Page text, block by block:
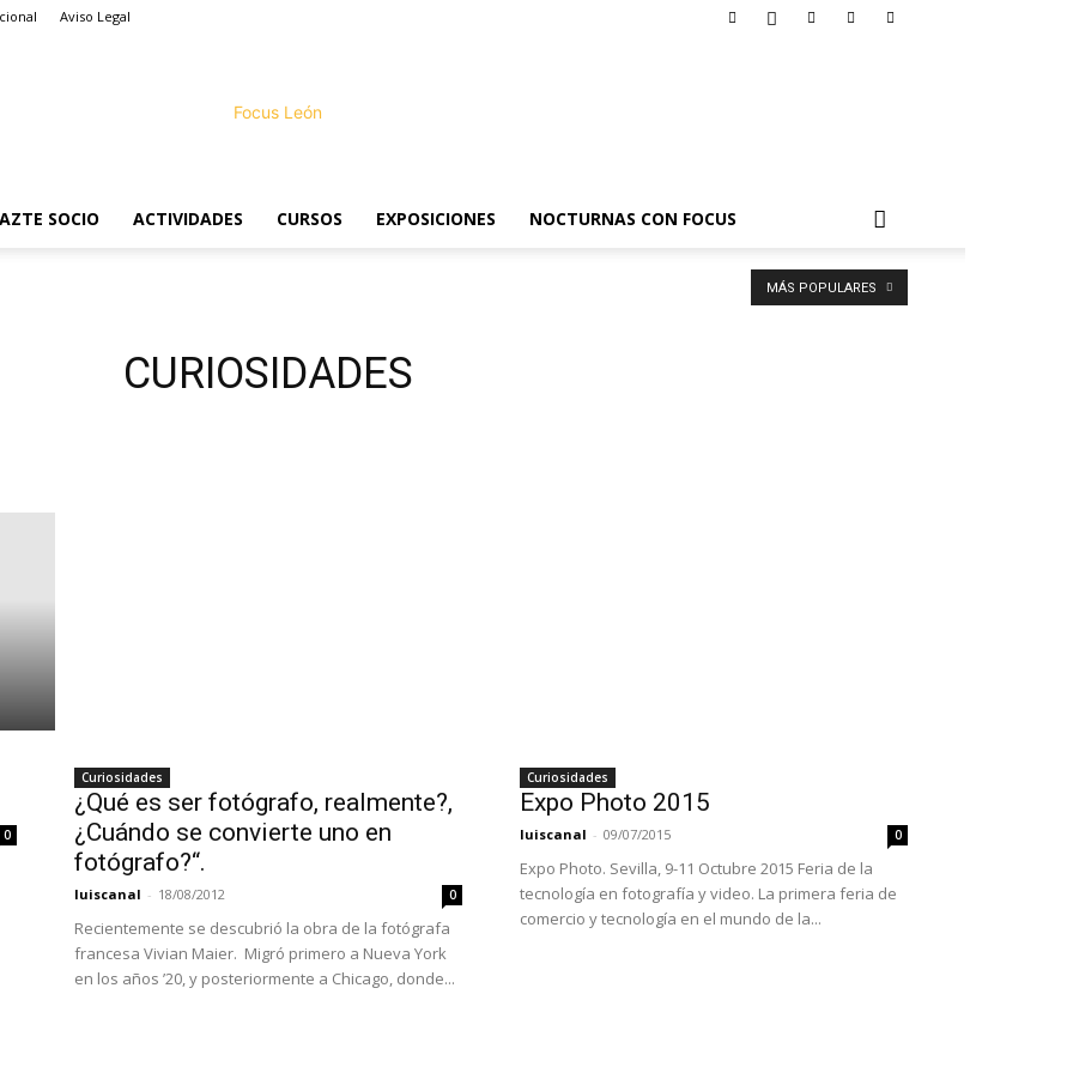
Aviso Legal
SOCIO ACTIVIDADES CURSOS EXPOSICIONES NOCTURNAS CON FOCUS
CURIOSIDADES
MÁS POPULARES
CURIOSIDADES
Cuidado donde colocas
0
Curiosidades
¿Qué es ser fotógrafo, realmente?,
¿Cuándo se convierte uno en
fotógrafo?“.
luiscanal - 18/08/2012 0
Recientemente se descubrió la obra de la fotógrafa
francesa Vivian Maier. Migró primero a Nueva York
en los años ’20, y posteriormente a Chicago, donde...
Curiosidades
Expo Photo 2015
luiscanal - 09/07/2015 0
Expo Photo. Sevilla, 9-11 Octubre 2015 Feria de la
tecnología en fotografía y video. La primera feria de
comercio y tecnología en el mundo de la...